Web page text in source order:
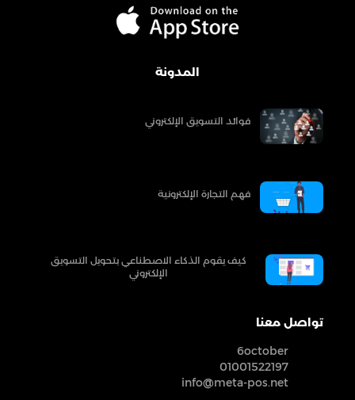
المدونة
فوائد التسويق الإلكتروني
فهم التجارة الإلكترونية
كيف يقوم الذكاء الاصطناعي بتحويل التسويق
الإلكتروني
تواصل معنا
6october
01001522197
info@meta-pos.net